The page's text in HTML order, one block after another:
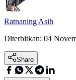
Ratnaning Asih
Diterbitkan: 04
Share